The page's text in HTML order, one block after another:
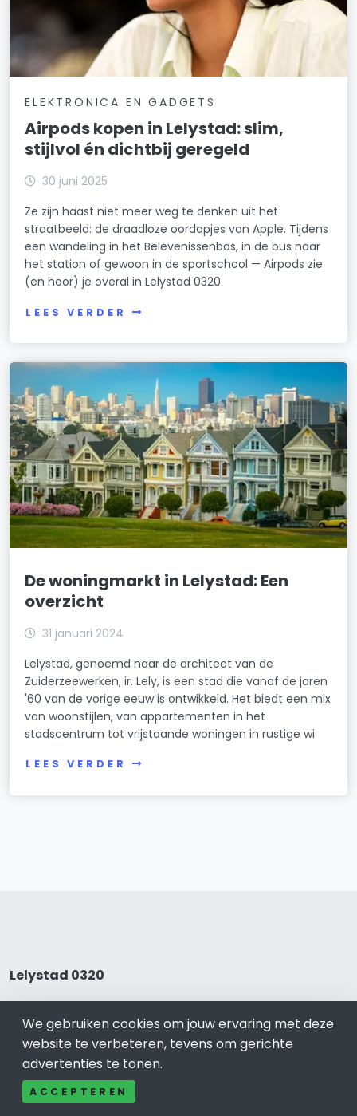
ELEKTRONICA EN GADGETS
Airpods kopen in Lelystad: slim,
stijlvol én dichtbij geregeld
30 juni 2025
Ze zijn haast niet meer weg te denken uit het
straatbeeld: de draadloze oordopjes van Apple. Tijdens
een wandeling in het Belevenissenbos, in de bus naar
het station of gewoon in de sportschool — Airpods zie
(en hoor) je overal in Lelystad 0320.
LEES VERDER
De woningmarkt in Lelystad: Een
overzicht
31 januari 2024
Lelystad, genoemd naar de architect van de
Zuiderzeewerken, ir. Lely, is een stad die vanaf de jaren
'60 van de vorige eeuw is ontwikkeld. Het biedt een mix
van woonstijlen, van appartementen in het
stadscentrum tot vrijstaande woningen in rustige wi
LEES VERDER
Lelystad 0320
Bel ons: 085-04 10 177
Contact
Adverteren
Over ons
Cookieverklaring
Avg
We gebruiken cookies om jouw ervaring met deze
website te verbeteren, tevens om gerichte
advertenties te tonen.
ACCEPTEREN